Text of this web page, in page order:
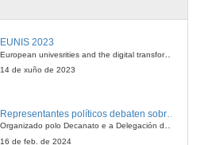
EUNIS 2023
European univesrities and the digital transformation: challenges and opportunities ahead
14 de xuño de 2023
Organizado polo Decanato e a Delegación de Alumnado de Dirección e Xestión Pública e coa participación de candidatos de PP, BNG, PSOE, Sumar e Podemos
16 de feb. de 2024